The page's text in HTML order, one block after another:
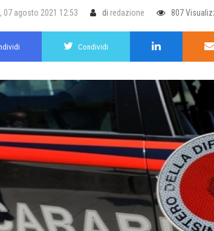
07 agosto 2021 12:53 di redazione 807
Condividi